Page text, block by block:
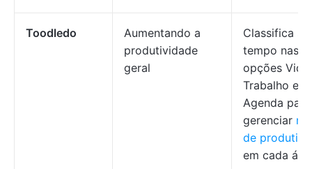
Toodledo
Aumentando a
produtividade
geral
Classifica
tempo nas
opções Vida,
Trabalho e
Agenda para
gerenciar
de
em cada